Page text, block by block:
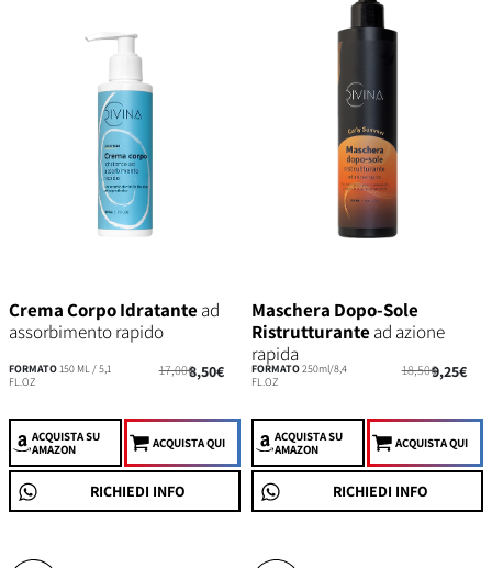
Crema Corpo Idratantead
assorbimento rapido
FORMATO150 ML / 5,1
FL.OZ
17,00€8,50€
ACQUISTASU
AMAZON
ACQUISTA QUI
RICHIEDI INFO
Maschera Dopo-Sole
Ristrutturantead azione
rapida
FORMATO250ml/8,4
FL.OZ
18,50€9,25€
ACQUISTASU
AMAZON
ACQUISTA QUI
RICHIEDI INFO